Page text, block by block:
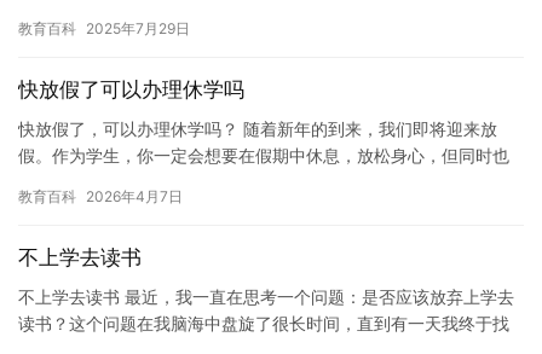
是…
教育百科 2025年7月29日
快放假了可以办理休学吗
快放假了，可以办理休学吗？ 随着新年的到来，我们即将迎来放
假。作为学生，你一定会想要在假期中休息，放松身心，但同时也
很好的…
教育百科 2026年4月7日
不上学去读书
不上学去读书 最近，我一直在思考一个问题：是否应该放弃上学去
读书？这个问题在我脑海中盘旋了很长时间，直到有一天我终于找